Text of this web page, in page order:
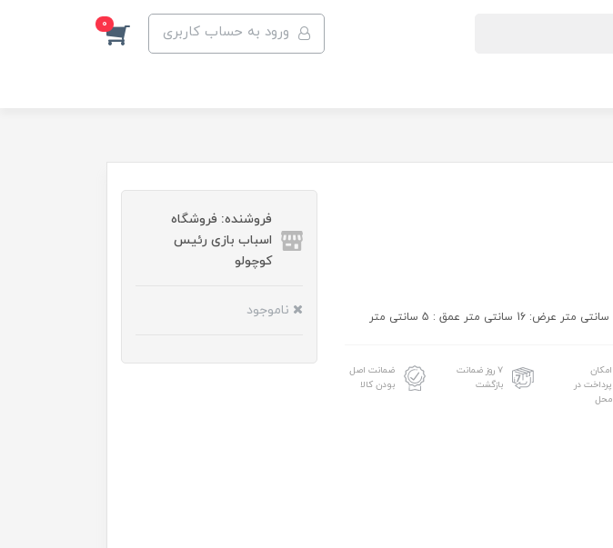
ورود به حساب کاربری 0
امکان
پرداخت در
محل
۷ روز ضمانت
بازگشت
ضمانت اصل
بودن کالا
فروشنده: فروشگاه
اسباب بازی رئیس
کوچولو
ناموجود